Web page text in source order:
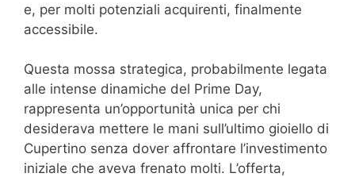
e, per molti potenziali acquirenti, finalmente
accessibile.
Questa mossa strategica, probabilmente legata
alle intense dinamiche del Prime Day,
rappresenta un’opportunità unica per chi
desiderava mettere le mani sull’ultimo gioiello di
Cupertino senza dover affrontare l’investimento
iniziale che aveva frenato molti. L’offerta,